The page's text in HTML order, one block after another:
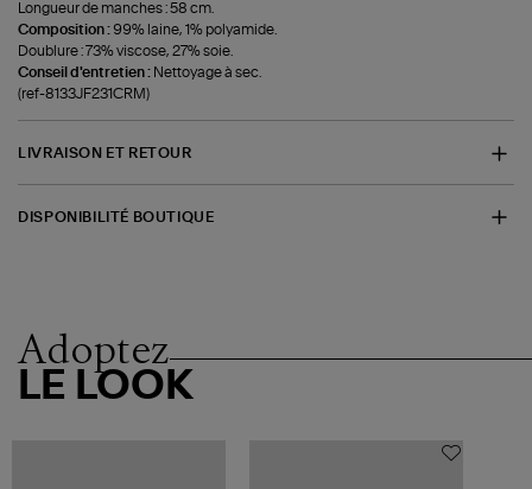
Longueur de manches : 58 cm.
Composition : 99% laine, 1% polyamide.
Doublure : 73% viscose, 27% soie.
Conseil d'entretien : Nettoyage à sec.
(ref-8133JF231CRM)
LIVRAISON ET RETOUR
DISPONIBILITÉ BOUTIQUE
Adoptez
LE LOOK